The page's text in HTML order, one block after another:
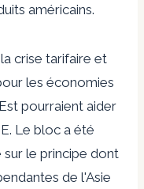
américains.
crise tarifaire et
les économies
pourraient aider
Le bloc a été
le principe dont
de l'Asie